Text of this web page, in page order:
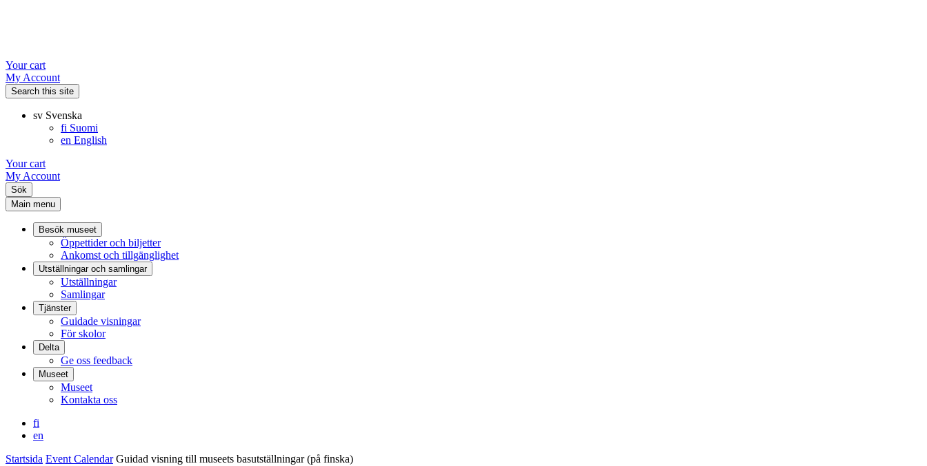
Your cart
My Account
Search this site
sv Svenska
fi Suomi
en English
Your cart
My Account
Sök
Main menu
Besök museet
Öppettider och biljetter
Ankomst och tillgänglighet
Utställningar och samlingar
Utställningar
Samlingar
Tjänster
Guidade visningar
För skolor
Delta
Ge oss feedback
Museet
Museet
Kontakta oss
fi
en
Startsida Event Calendar Guidad visning till museets basutställningar (på finska)